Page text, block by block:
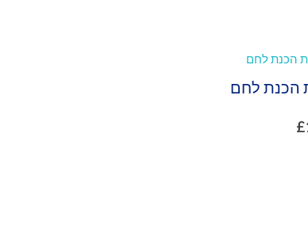
הכנת לחם
£